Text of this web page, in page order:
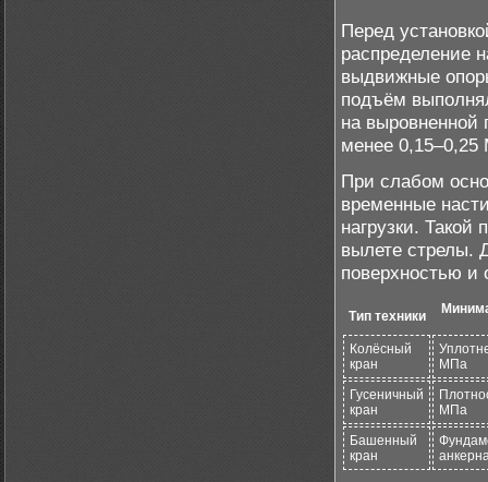
Перед
распределение
выдвижные
подъём
на выровненной
менее
При слабом
временные
нагрузки. Такой
вылете стрелы.
поверхностью и
Тип техники
Колёсный
кран
МПа
Гусеничный
кран
МПа
Башенный
кран